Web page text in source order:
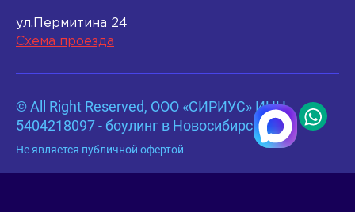
ул.Пермитина 24
Схема проезда
© All Right Reserved, OOO «СИРИУС» ИНН
5404218097 - боулинг в Новосибирске
Не является публичной офертой